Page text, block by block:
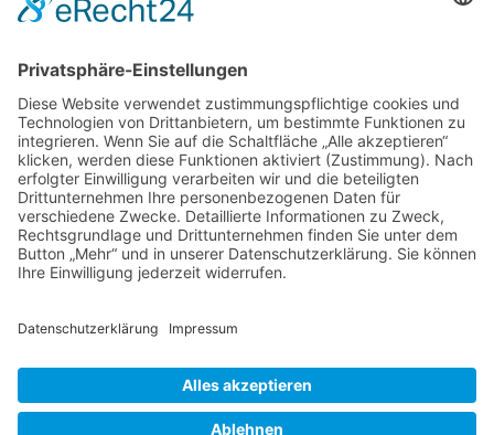
Vermietern viel Erfolg bei der weiteren Vermietung
2024.
Annika Liebetreu
Informationen
Impressum
Datenschutzerklärung
Cookies
23554 Lübeck
Tel.: 0451 - 48 92 70 91